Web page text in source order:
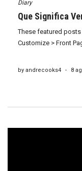
Diary
Que Significa
These featured
Customize > Front
by andrecooks4 - 8